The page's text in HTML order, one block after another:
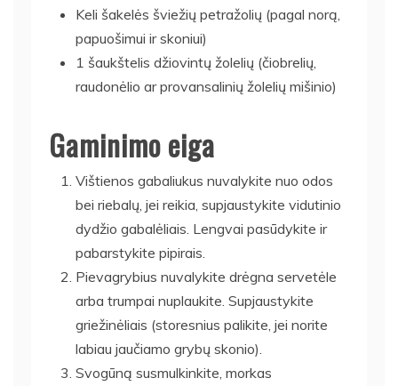
Keli šakelės šviežių petražolių (pagal norą,
papuošimui ir skoniui)
1 šaukštelis džiovintų žolelių (čiobrelių,
raudonėlio ar provansalinių žolelių mišinio)
Gaminimo eiga
Vištienos gabaliukus nuvalykite nuo odos
bei riebalų, jei reikia, supjaustykite vidutinio
dydžio gabalėliais. Lengvai pasūdykite ir
pabarstykite pipirais.
Pievagrybius nuvalykite drėgna servetėle
arba trumpai nuplaukite. Supjaustykite
griežinėliais (storesnius palikite, jei norite
labiau jaučiamo grybų skonio).
Svogūną susmulkinkite, morkas